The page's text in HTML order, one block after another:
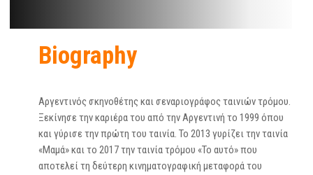
Biography
Αργεντινός σκηνοθέτης και σεναριογράφος ταινιών τρόμου.
Ξεκίνησε την καριέρα του από την Αργεντινή το 1999 όπου
και γύρισε την πρώτη του ταινία. Το 2013 γυρίζει την ταινία
«Μαμά» και το 2017 την ταινία τρόμου «Το αυτό» που
αποτελεί τη δεύτερη κινηματογραφική μεταφορά του